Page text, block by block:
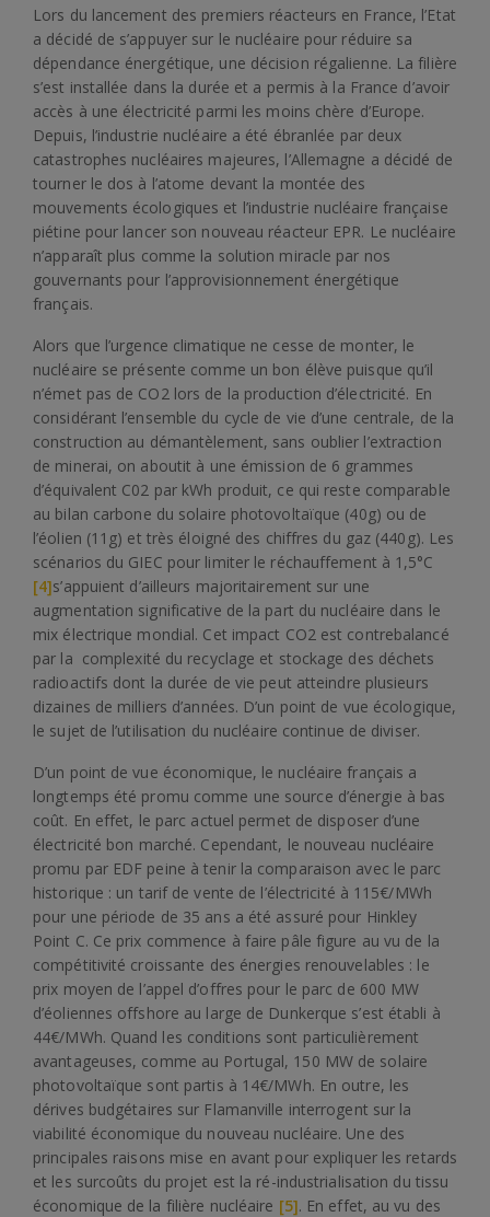
Lors du lancement des premiers réacteurs en France, l’Etat
a décidé de s’appuyer sur le nucléaire pour réduire sa
dépendance énergétique, une décision régalienne. La filière
s’est installée dans la durée et a permis à la France d’avoir
accès à une électricité parmi les moins chère d’Europe.
Depuis, l’industrie nucléaire a été ébranlée par deux
catastrophes nucléaires majeures, l’Allemagne a décidé de
tourner le dos à l’atome devant la montée des
mouvements écologiques et l’industrie nucléaire française
piétine pour lancer son nouveau réacteur EPR. Le nucléaire
n’apparaît plus comme la solution miracle par nos
gouvernants pour l’approvisionnement énergétique
français.
Alors que l’urgence climatique ne cesse de monter, le
nucléaire se présente comme un bon élève puisque qu’il
n’émet pas de CO2 lors de la production d’électricité. En
considérant l’ensemble du cycle de vie d’une centrale, de la
construction au démantèlement, sans oublier l’extraction
de minerai, on aboutit à une émission de 6 grammes
d’équivalent C02 par kWh produit, ce qui reste comparable
au bilan carbone du solaire photovoltaïque (40g) ou de
l’éolien (11g) et très éloigné des chiffres du gaz (440g). Les
scénarios du GIEC pour limiter le réchauffement à 1,5°C
[4]s’appuient d’ailleurs majoritairement sur une
augmentation significative de la part du nucléaire dans le
mix électrique mondial. Cet impact CO2 est contrebalancé
par la complexité du recyclage et stockage des déchets
radioactifs dont la durée de vie peut atteindre plusieurs
dizaines de milliers d’années. D’un point de vue écologique,
le sujet de l’utilisation du nucléaire continue de diviser.
D’un point de vue économique, le nucléaire français a
longtemps été promu comme une source d’énergie à bas
coût. En effet, le parc actuel permet de disposer d’une
électricité bon marché. Cependant, le nouveau nucléaire
promu par EDF peine à tenir la comparaison avec le parc
historique : un tarif de vente de l’électricité à 115€/MWh
pour une période de 35 ans a été assuré pour Hinkley
Point C. Ce prix commence à faire pâle figure au vu de la
compétitivité croissante des énergies renouvelables : le
prix moyen de l’appel d’offres pour le parc de 600 MW
d’éoliennes offshore au large de Dunkerque s’est établi à
44€/MWh. Quand les conditions sont particulièrement
avantageuses, comme au Portugal, 150 MW de solaire
photovoltaïque sont partis à 14€/MWh. En outre, les
dérives budgétaires sur Flamanville interrogent sur la
viabilité économique du nouveau nucléaire. Une des
principales raisons mise en avant pour expliquer les retards
et les surcoûts du projet est la ré-industrialisation du tissu
économique de la filière nucléaire [5]. En effet, au vu des